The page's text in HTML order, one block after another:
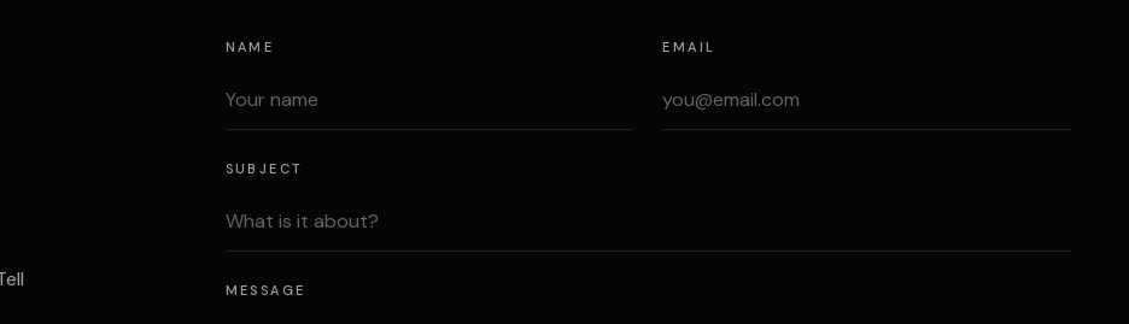
NAME EMAIL
SUBJECT
MESSAGE